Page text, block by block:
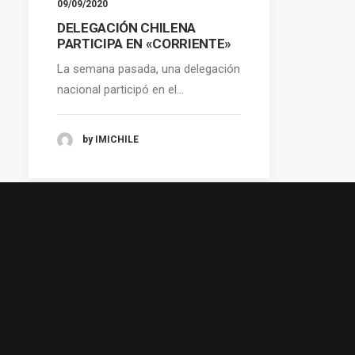
09/09/2020
DELEGACIÓN CHILENA
PARTICIPA EN «CORRIENTE»
La semana pasada, una delegación
nacional participó en el…
by IMICHILE